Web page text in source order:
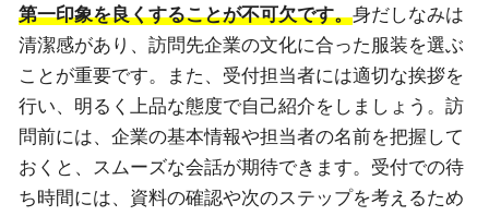
第一印象を良くすることが不可欠です。身だしなみは
清潔感があり、訪問先企業の文化に合った服装を選ぶ
ことが重要です。また、受付担当者には適切な挨拶を
行い、明るく上品な態度で自己紹介をしましょう。訪
問前には、企業の基本情報や担当者の名前を把握して
おくと、スムーズな会話が期待できます。受付での待
ち時間には、資料の確認や次のステップを考えるため